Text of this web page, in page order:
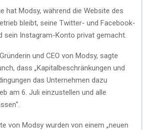
hat Modsy, während die Website des
bleibt, seine Twitter- und Facebook-
sein Instagram-Konto privat gemacht.
und CEO von Modsy, sagte
dass „Kapitalbeschränkungen und
das Unternehmen dazu
am 6. Juli einzustellen und alle
von Modsy wurden von einem „neuen